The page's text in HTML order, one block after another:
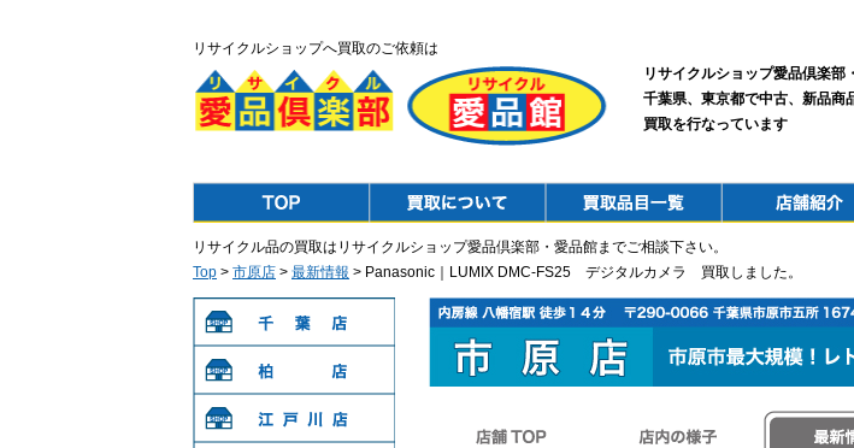
リサイクルショップへ買取のご依頼は
リサイクルショップ愛品倶楽部
千葉県、東京都で中古、新品商
買取を行なっています
リサイクル品の買取はリサイクルショップ愛品倶楽部・愛品館までご相談下さい。
Top > 市原店 > 最新情報 > Panasonic｜LUMIX DMC-FS25 デジタルカメラ 買取しました。